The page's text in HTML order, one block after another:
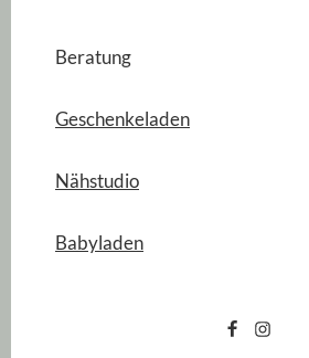
Beratung
Geschenkeladen
Nähstudio
Babyladen